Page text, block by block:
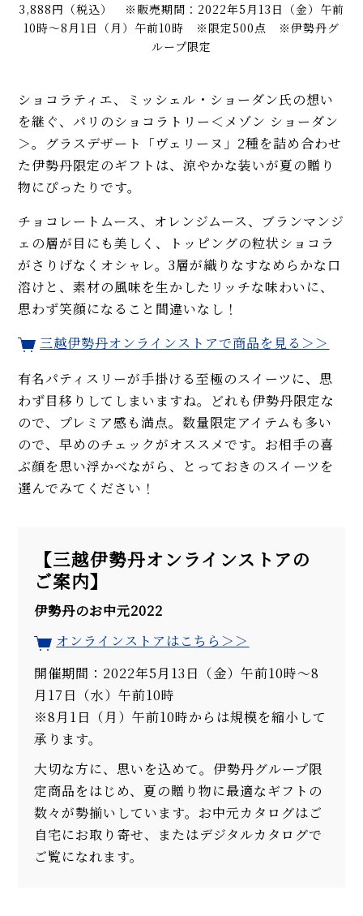
3,888円（税込） ※販売期間：2022年5月13日（金）午前
10時～8月1日（月）午前10時 ※限定500点 ※伊勢丹グ
ループ限定
ショコラティエ、ミッシェル・ショーダン氏の想い
を継ぐ、パリのショコラトリー＜メゾン ショーダン
＞。グラスデザート「ヴェリーヌ」2種を詰め合わせ
た伊勢丹限定のギフトは、涼やかな装いが夏の贈り
物にぴったりです。
チョコレートムース、オレンジムース、ブランマンジ
ェの層が目にも美しく、トッピングの粒状ショコラ
がさりげなくオシャレ。3層が織りなすなめらかな口
溶けと、素材の風味を生かしたリッチな味わいに、
思わず笑顔になること間違いなし！
三越伊勢丹オンラインストアで商品を見る＞＞
有名パティスリーが手掛ける至極のスイーツに、思
わず目移りしてしまいますね。どれも伊勢丹限定な
ので、プレミア感も満点。数量限定アイテムも多い
ので、早めのチェックがオススメです。お相手の喜
ぶ顔を思い浮かべながら、とっておきのスイーツを
選んでみてください！
【三越伊勢丹オンラインストアの
ご案内】
伊勢丹のお中元2022
オンラインストアはこちら＞＞
開催期間：2022年5月13日（金）午前10時～8
月17日（水）午前10時
※8月1日（月）午前10時からは規模を縮小して
承ります。
大切な方に、思いを込めて。伊勢丹グループ限
定商品をはじめ、夏の贈り物に最適なギフトの
数々が勢揃いしています。お中元カタログはご
自宅にお取り寄せ、またはデジタルカタログで
ご覧になれます。